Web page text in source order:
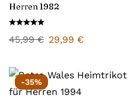
Herren 1982
45,99€ 29,99 €
-35%